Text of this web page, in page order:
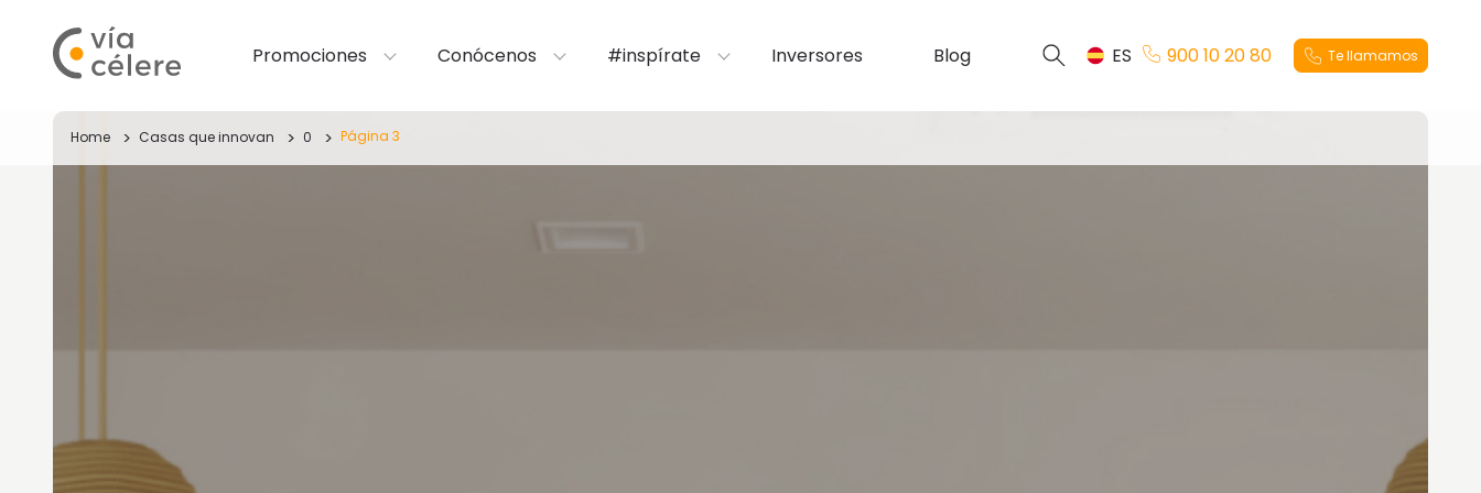
Promociones Conócenos #inspírate Inversores Blog ES 900 10 20 80 Te llamamos
Home Casas que innovan 0 Página 3